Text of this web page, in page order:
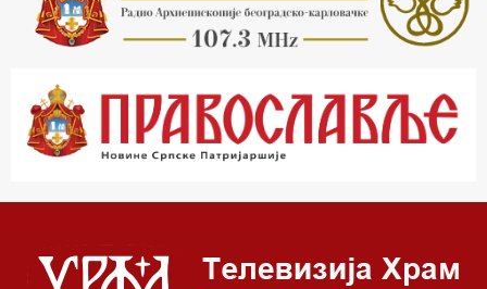
22.03 Црквена предавања и трибине
23.00 Питања и одговори
00.03 Црквена предавања и трибине
01.03 Живе речи - подкаст